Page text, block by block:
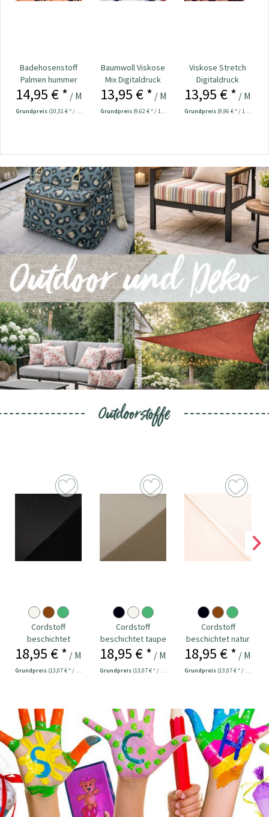
Outdoorstoffe
Cordstoff
beschichtet
schwarz
18,95 € * / Meter
Grundpreis (13,07 € * / 1 m²)
Cordstoff
beschichtet taupe
18,95 € * / Meter
Grundpreis (13,07 € * / 1 m²)
Cordstoff
beschichtet natur
18,95 € * / Meter
Grundpreis (13,07 € * / 1 m²)
Baumwoll Viskose
Mix Digitaldruck
Blumen natur
13,95 € * / Meter
Grundpreis (9,62 € * / 1 m²)
Viskose Stretch
Digitaldruck
Blumen aubergine
13,95 € * / Meter
Grundpreis (9,96 € * / 1 m²)
Leinen Viskose
bestickt Paisley
wollweiß
16,95 € * / Meter
Grundpreis (12,11 € * / 1 m²)